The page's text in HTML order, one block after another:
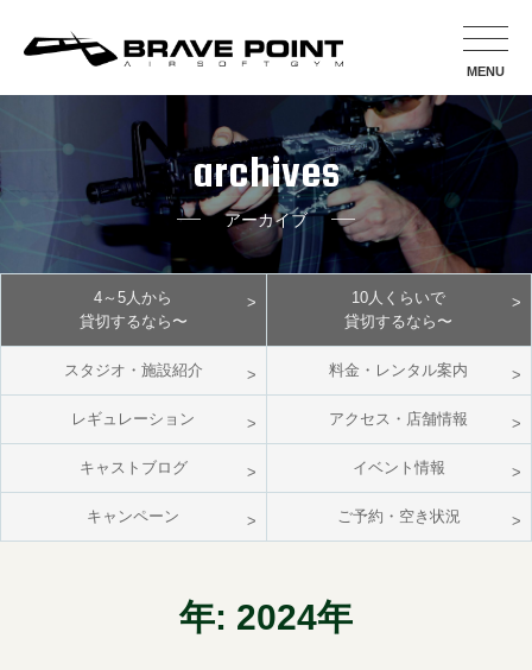
MENU
archives
アーカイブ
4～5人から
貸切するなら〜
10人くらいで
貸切するなら〜
スタジオ・施設紹介 料金・レンタル案内
レギュレーション アクセス・店舗情報
キャストブログ イベント情報
キャンペーン ご予約・空き状況
年: 2024年